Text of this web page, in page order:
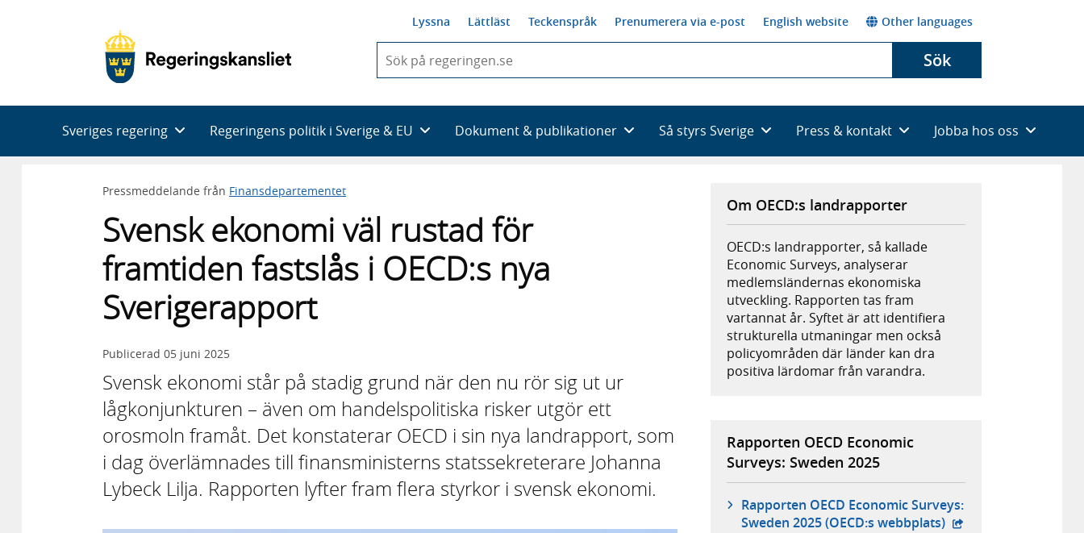
Lyssna Lättläst Teckenspråk Prenumerera via e-post English website Other languages
du
skriva
framträder
en
Sök
Sveriges regering Regeringens politik i Sverige & EU Dokument & publikationer Så styrs Sverige Press & kontakt Jobba hos oss
Pressmeddelande från Finansdepartementet
Svensk ekonomi väl rustad för
framtiden fastslås i OECD:s nya
Sverigerapport
Publicerad 05 juni 2025
Svensk ekonomi står på stadig grund när den nu rör sig ut ur
lågkonjunkturen – även om handelspolitiska risker utgör ett
orosmoln framåt. Det konstaterar OECD i sin nya landrapport, som
i dag överlämnades till finansministerns statssekreterare Johanna
Lybeck Lilja. Rapporten lyfter fram flera styrkor i svensk ekonomi.
Om OECD:s landrapporter
OECD:s landrapporter, så kallade
Economic Surveys, analyserar
medlemsländernas ekonomiska
utveckling. Rapporten tas fram
vartannat år. Syftet är att identifiera
strukturella utmaningar men också
policyområden där länder kan dra
positiva lärdomar från varandra.
Rapporten OECD Economic
Surveys: Sweden 2025
Rapporten OECD Economic Surveys:
Sweden 2025 (OECD:s webbplats) - extern webbplats,